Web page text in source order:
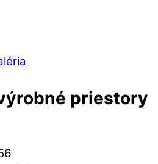
priestory